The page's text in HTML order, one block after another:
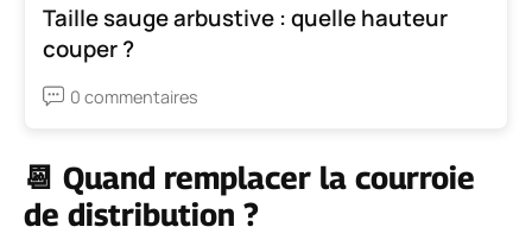
Taille sauge arbustive : quelle hauteur
couper ?
0 commentaires
📆 Quand remplacer la courroie
de distribution ?